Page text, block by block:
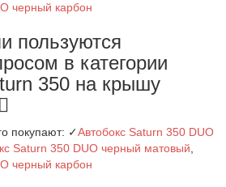
черный карбон
пользуются
в категории
350 на крышу
покупают: ✓Автобокс Saturn 350 DUO
Saturn 350 DUO черный матовый
черный карбон